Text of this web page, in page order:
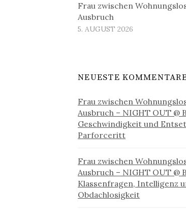
Frau zwischen
Ausbruch
5. AUGUST 2026
NEUESTE
Frau zwischen
Ausbruch – NIGHT OUT @
Geschwindigkeit und
Parforceritt
Frau zwischen
Ausbruch – NIGHT OUT @
Klassenfragen, Intelligenz
Obdachlosigkeit